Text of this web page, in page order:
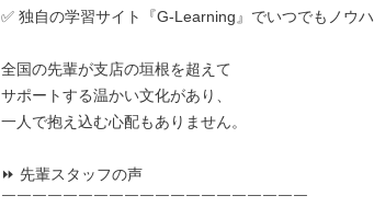
✅ 独自の学習サイト『G-Learning』でいつでもノウ
全国の先輩が支店の垣根を超えて
サポートする温かい文化があり、
一人で抱え込む心配もありません。
⏩ 先輩スタッフの声
￣￣￣￣￣￣￣￣￣￣￣￣￣￣￣￣￣￣￣￣